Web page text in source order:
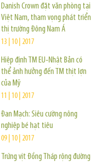
Danish Crown đặt văn phòng tại
Việt Nam, tham vọng phát triển
thị trường Đông Nam Á
13 | 10 | 2017
Hiệp định TM EU-Nhật Bản có
thể ảnh hưởng đến TM thịt lợn
của Mỹ
11 | 10 | 2017
Đan Mạch: Siêu cường nông
nghiệp bé hạt tiêu
09 | 10 | 2017
Trứng vịt Đồng Tháp rộng đường